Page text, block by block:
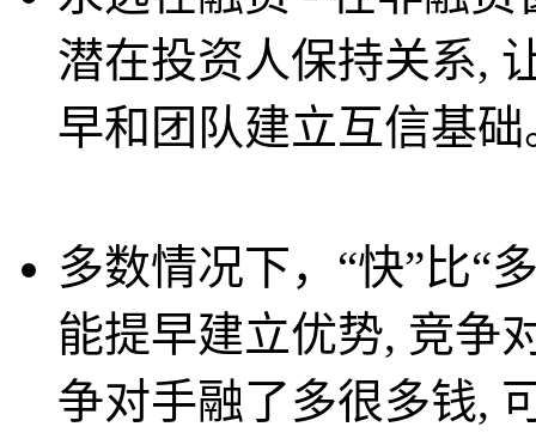
潜在投资人保持关系,
早和团队建立互信基础
多数情况下，“快”比“
能提早建立优势, 竞争
争对手融了多很多钱,